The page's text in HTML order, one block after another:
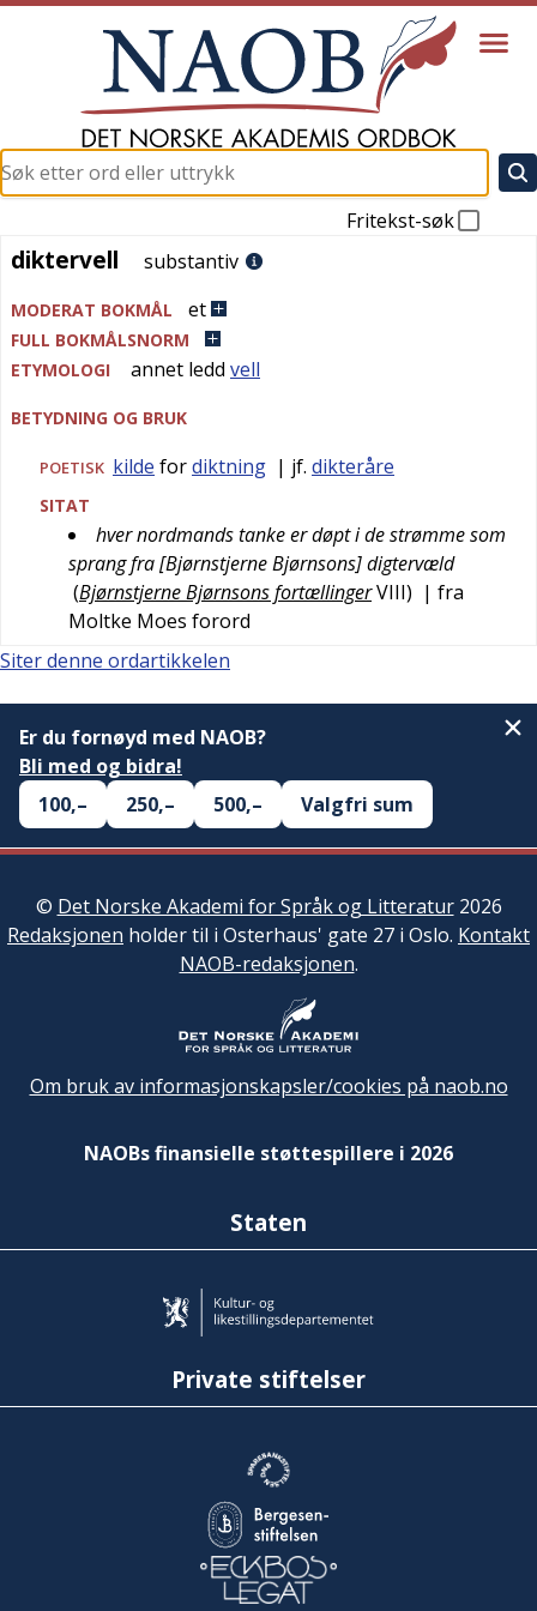
Fritekst-søk
diktervell
diktervell substantiv
MODERAT BOKMÅL et
FULL BOKMÅLSNORM
ETYMOLOGI
annet ledd vell
BETYDNING OG BRUK
POETISK kilde fordiktning | jf. dikteråre
SITAT
hver nordmands tanke er døpt i de strømme som
sprang fra [Bjørnstjerne Bjørnsons] digtervæld
(Bjørnstjerne Bjørnsons fortællingerVIII) | fra
Moltke Moes forord
Siter denne ordartikkelen
Er du fornøyd med NAOB?
Bli med og bidra!
100,–
250,– 500,– Valgfri sum
© Det Norske Akademi for Språk og Litteratur2026
Redaksjonen holder til i Osterhaus' gate 27 i Oslo. Kontakt
NAOB-redaksjonen.
Om bruk av informasjonskapsler/cookies på naob.no
NAOBs finansielle støttespillere i 2026
Staten
Private stiftelser